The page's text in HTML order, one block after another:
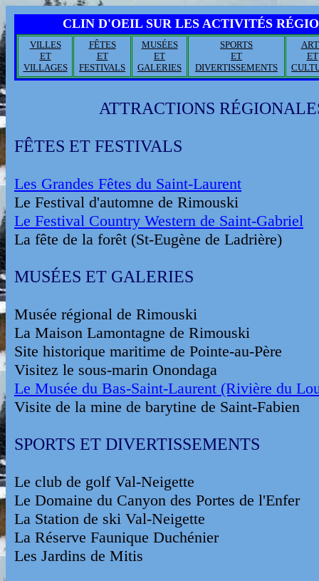
CLIN D'OEIL SUR LES ACTIVITÉS
VILLES
ET
VILLAGES
FÊTES
ET
FESTIVALS
MUSÉES
ET
GALERIES
SPORTS
ET
DIVERTISSEMENTS
ET
ATTRACTIONS
FÊTES ET FESTIVALS
Les Grandes Fêtes du Saint-Laurent
Le Festival d'automne de Rimouski
Le Festival Country Western de Saint-Gabriel
La fête de la forêt (St-Eugène de Ladrière)
MUSÉES ET GALERIES
Musée régional de Rimouski
La Maison Lamontagne de Rimouski
Site historique maritime de Pointe-au-Père
Visitez le sous-marin Onondaga
Le Musée du Bas-Saint-Laurent (Rivière du
Visite de la mine de barytine de Saint-Fabien
SPORTS ET DIVERTISSEMENTS
Le club de golf Val-Neigette
Le Domaine du Canyon des Portes de l'Enfer
La Station de ski Val-Neigette
La Réserve Faunique Duchénier
Les Jardins de Mitis